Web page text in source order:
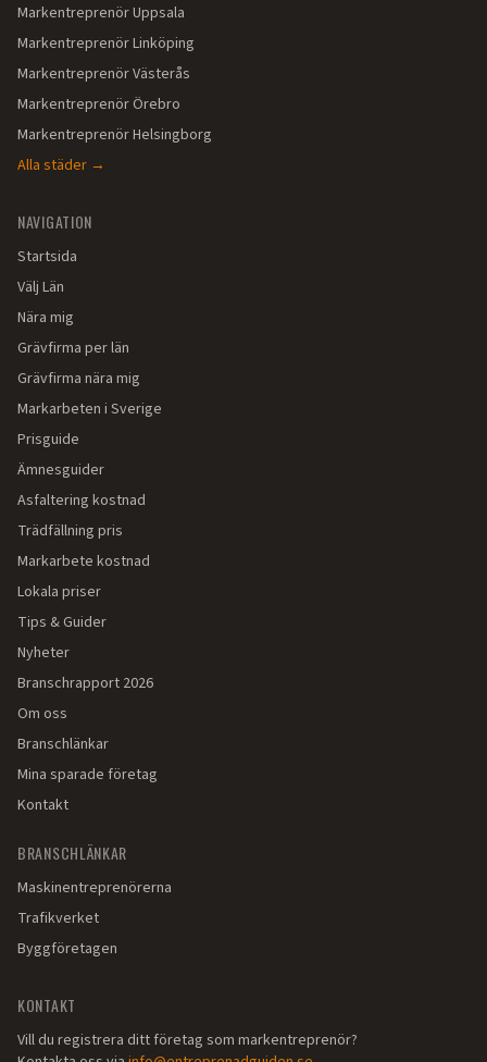
MarkentreprenörUppsala
MarkentreprenörLinköping
MarkentreprenörVästerås
MarkentreprenörÖrebro
MarkentreprenörHelsingborg
Alla städer →
NAVIGATION
Startsida
Välj Län
Nära mig
Grävfirma per län
Grävfirma nära mig
Markarbeten i Sverige
Prisguide
Ämnesguider
Asfaltering kostnad
Trädfällning pris
Markarbete kostnad
Lokala priser
Tips & Guider
Nyheter
Branschrapport 2026
Om oss
Branschlänkar
Mina sparade företag
Kontakt
BRANSCHLÄNKAR
Maskinentreprenörerna
Trafikverket
Byggföretagen
KONTAKT
Vill du registrera ditt företag som markentreprenör?